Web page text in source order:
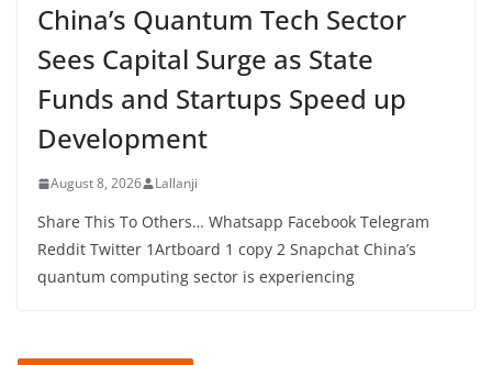
China’s Quantum Tech Sector
Sees Capital Surge as State
Funds and Startups Speed up
Development
August 8, 2026 Lallanji
Share This To Others… Whatsapp Facebook Telegram
Reddit Twitter 1Artboard 1 copy 2 Snapchat China’s
quantum computing sector is experiencing